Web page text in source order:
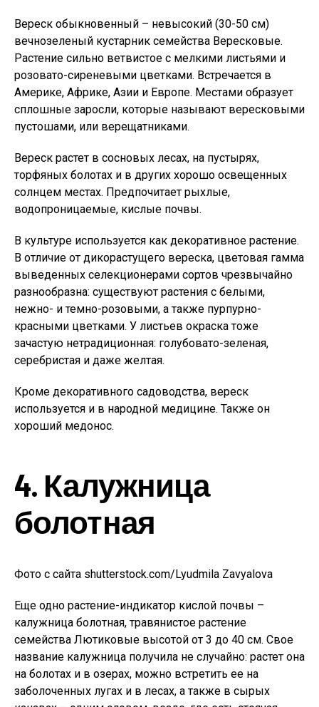
Вереск обыкновенный – невысокий (30-50 см)
вечнозеленый кустарник семейства Вересковые.
Растение сильно ветвистое с мелкими листьями и
розовато-сиреневыми цветками. Встречается в
Америке, Африке, Азии и Европе. Местами образует
сплошные заросли, которые называют вересковыми
пустошами, или верещатниками.
Вереск растет в сосновых лесах, на пустырях,
торфяных болотах и в других хорошо освещенных
солнцем местах. Предпочитает рыхлые,
водопроницаемые, кислые почвы.
В культуре используется как декоративное растение.
В отличие от дикорастущего вереска, цветовая гамма
выведенных селекционерами сортов чрезвычайно
разнообразна: существуют растения с белыми,
нежно- и темно-розовыми, а также пурпурно-
красными цветками. У листьев окраска тоже
зачастую нетрадиционная: голубовато-зеленая,
серебристая и даже желтая.
Кроме декоративного садоводства, вереск
используется и в народной медицине. Также он
хороший медонос.
4. Калужница
болотная
Фото с сайта shutterstock.com/Lyudmila Zavyalova
Еще одно растение-индикатор кислой почвы –
калужница болотная, травянистое растение
семейства Лютиковые высотой от 3 до 40 см. Свое
название калужница получила не случайно: растет она
на болотах и в озерах, можно встретить ее на
заболоченных лугах и в лесах, а также в сырых